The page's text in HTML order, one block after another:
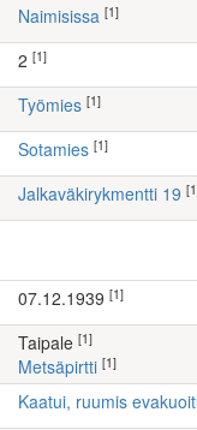
Naimisissa [1]
[1]
työmies [1]
Sotamies [1]
Jalkaväkirykmentti 19
07.12.1939 [1]
Taipale [1]
Metsäpirtti [1]
Kaatui, ruumis